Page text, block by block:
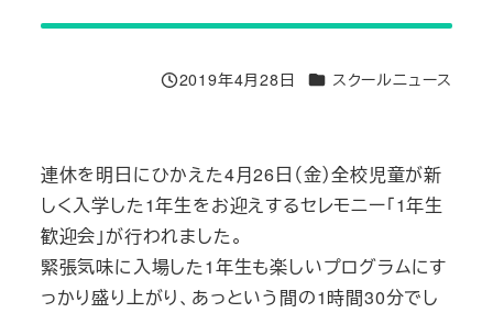
投稿日
2019年4月28日 カテゴリー
スクールニュース
連休を明日にひかえた4月26日（金）全校児童が新
しく入学した1年生をお迎えするセレモニー「1年生
歓迎会」が行われました。
緊張気味に入場した1年生も楽しいプログラムにす
っかり盛り上がり、あっという間の1時間30分でし